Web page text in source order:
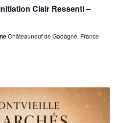
Clair Ressenti –
Châteauneuf de Gadagne, France